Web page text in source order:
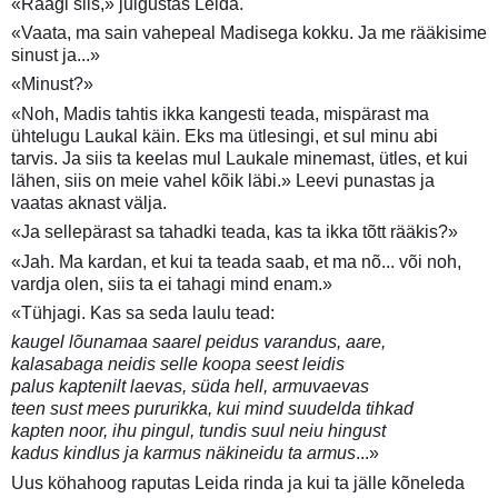
«Vaata, ma sain vahepeal Madisega kokku. Ja me rääkisime
sinust ja...»
«Minust?»
«Noh, Madis tahtis ikka kangesti teada, mispärast ma
ühtelugu Laukal käin. Eks ma ütlesingi, et sul minu abi
tarvis. Ja siis ta keelas mul Laukale minemast, ütles, et kui
lähen, siis on meie vahel kõik läbi.» Leevi punastas ja
vaatas aknast välja.
«Ja sellepärast sa tahadki teada, kas ta ikka tõtt rääkis?»
«Jah. Ma kardan, et kui ta teada saab, et ma nõ... või noh,
vardja olen, siis ta ei tahagi mind enam.»
«Tühjagi. Kas sa seda laulu tead:
kaugel lõunamaa saarel peidus varandus, aare,
kalasabaga neidis selle koopa seest leidis
palus kaptenilt laevas, süda hell, armuvaevas
teen sust mees pururikka, kui mind suudelda tihkad
kapten noor, ihu pingul, tundis suul neiu hingust
kadus kindlus ja karmus näkineidu ta armus...»
Uus köhahoog raputas Leida rinda ja kui ta jälle kõneleda